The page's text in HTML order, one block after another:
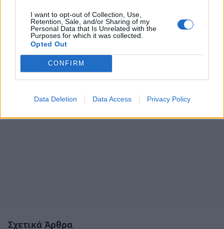
I want to opt-out of Collection, Use,
Retention, Sale, and/or Sharing of my
Personal Data that Is Unrelated with the
Purposes for which it was collected.
Opted Out
CONFIRM
Data Deletion Data Access Privacy Policy
Σχετικά Άρθρα